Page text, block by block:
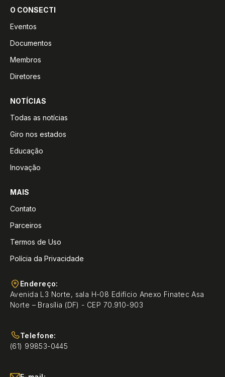
O CONSECTI
Eventos
Documentos
Membros
Diretores
NOTÍCIAS
Todas as notícias
Giro nos estados
Educação
Inovação
MAIS
Contato
Parceiros
Termos de Uso
Polícia da Privacidade
Endereço:
Avenida L3 Norte, sala H-08 Edifício Anexo Finatec Asa
Norte – Brasília (DF) - CEP 70.910-903
Telefone:
(61) 99853-0445